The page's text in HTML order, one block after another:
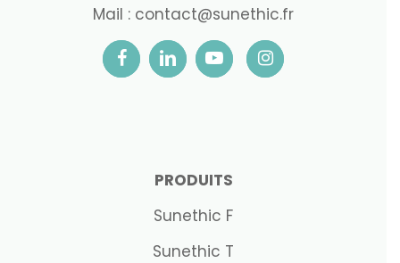
Mail : contact@sunethic.fr
PRODUITS
Sunethic F
Sunethic T